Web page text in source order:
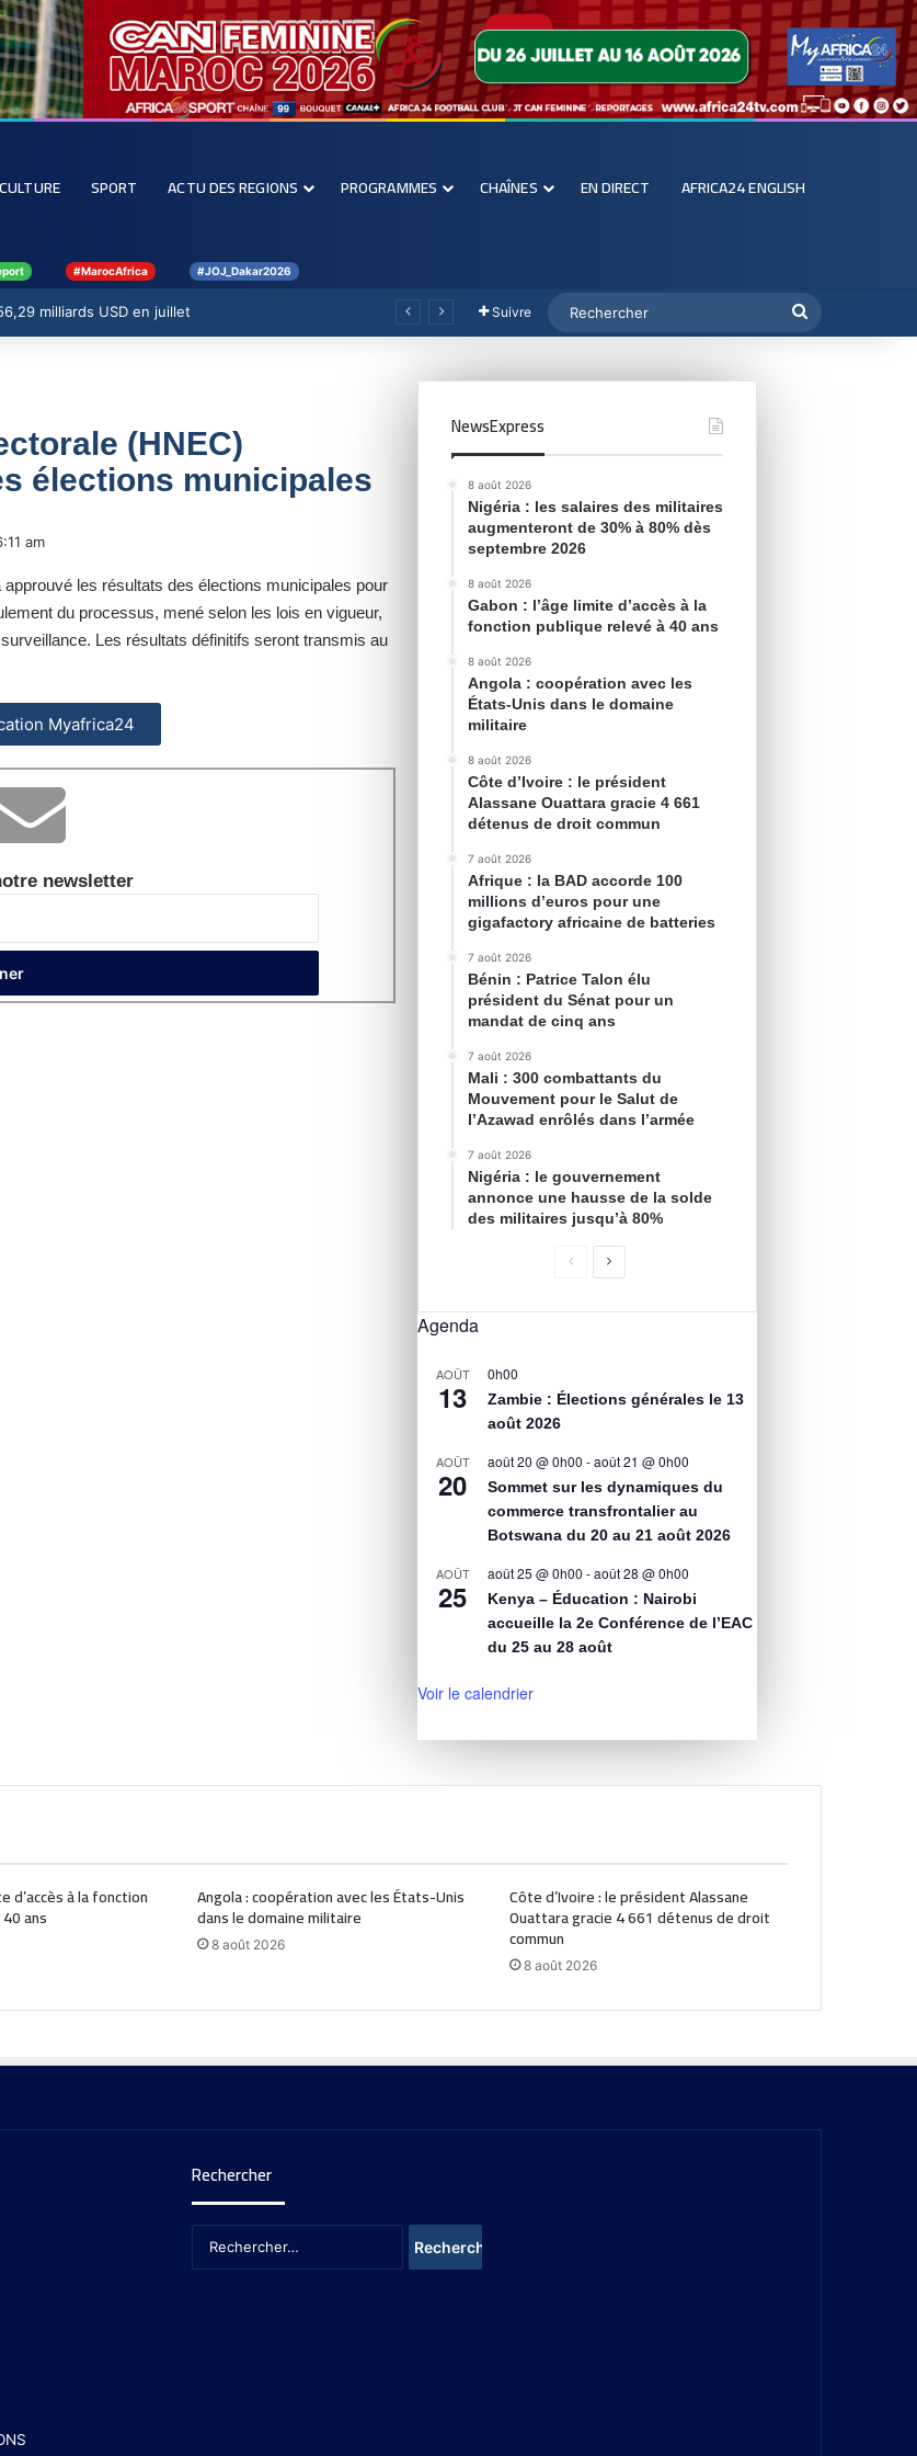
CULTURE SPORT ACTU DES REGIONS PROGRAMMES CHAÎNES EN DIRECT AFRICA24 ENGLISH
#MarocAfrica #JOJ_Dakar2026
milliards USD en juillet Suivre
(HNEC)
élections municipales
am
les résultats des élections municipales pour
du processus, mené selon les lois en vigueur,
Les résultats définitifs seront transmis au
Myafrica24
newsletter
NewsExpress
8 août 2026
Nigéria : les salaires des militaires
augmenteront de 30% à 80% dès
septembre 2026
8 août 2026
Gabon : l’âge limite d’accès à la
fonction publique relevé à 40 ans
8 août 2026
Angola : coopération avec les
États-Unis dans le domaine
militaire
8 août 2026
Côte d’Ivoire : le président
Alassane Ouattara gracie 4 661
détenus de droit commun
7 août 2026
Afrique : la BAD accorde 100
millions d’euros pour une
gigafactory africaine de batteries
7 août 2026
Bénin : Patrice Talon élu
président du Sénat pour un
mandat de cinq ans
7 août 2026
Mali : 300 combattants du
Mouvement pour le Salut de
l’Azawad enrôlés dans l’armée
7 août 2026
Nigéria : le gouvernement
annonce une hausse de la solde
des militaires jusqu’à 80%
Agenda
AOÛT
13
0h00
Zambie : Élections générales le 13
août 2026
AOÛT
20
août 20 @ 0h00 -août 21 @ 0h00
Sommet sur les dynamiques du
commerce transfrontalier au
Botswana du 20 au 21 août 2026
AOÛT
25
août 25 @ 0h00 -août 28 @ 0h00
Kenya – Éducation : Nairobi
accueille la 2e Conférence de l’EAC
du 25 au 28 août
Voir le calendrier
d’accès à la fonction
ans
Angola : coopération avec les États-Unis
dans le domaine militaire
8 août 2026
Côte d’Ivoire : le président Alassane
Ouattara gracie 4 661 détenus de droit
commun
8 août 2026
Rechercher